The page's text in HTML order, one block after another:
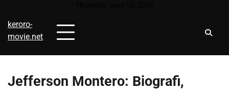
content
keroro-
movie.net
Jefferson Montero: Biografi,